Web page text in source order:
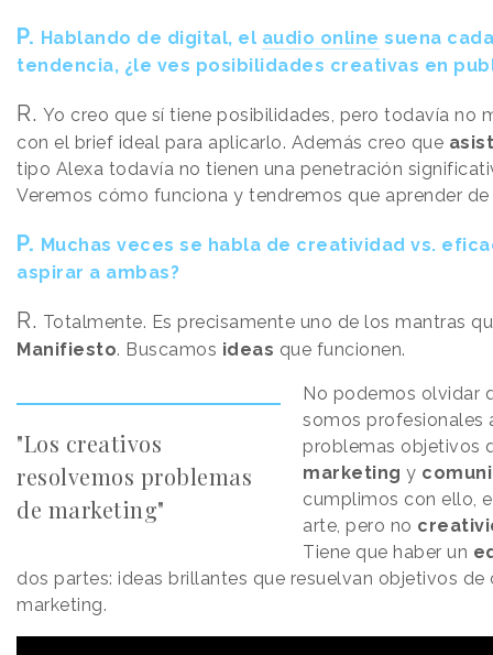
P. Hablando de digital, el audio online suena
tendencia, ¿le ves posibilidades creativas en
R. Yo creo que sí tiene posibilidades, pero todavía no
con el brief ideal para aplicarlo. Además creo que
tipo Alexa todavía no tienen una penetración
Veremos cómo funciona y tendremos que aprender de
P. Muchas veces se habla de creatividad vs.
aspirar a ambas?
R. Totalmente. Es precisamente uno de los mantras
Manifiesto. Buscamos ideas que funcionen.
"Los creativos
resolvemos problemas
de marketing"
No podemos olvidar
somos profesionales
problemas objetivos
marketing y
cumplimos con ello,
arte, pero no
Tiene que haber un
dos partes: ideas brillantes que resuelvan objetivos
marketing.